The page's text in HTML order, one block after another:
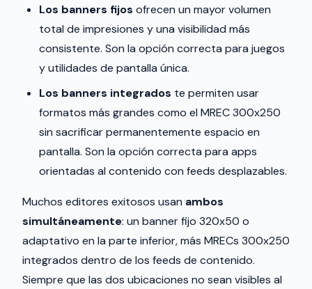
Los banners fijos ofrecen un mayor volumen
total de impresiones y una visibilidad más
consistente. Son la opción correcta para juegos
y utilidades de pantalla única.
Los banners integrados te permiten usar
formatos más grandes como el MREC 300x250
sin sacrificar permanentemente espacio en
pantalla. Son la opción correcta para apps
orientadas al contenido con feeds desplazables.
Muchos editores exitosos usan ambos
simultáneamente: un banner fijo 320x50 o
adaptativo en la parte inferior, más MRECs 300x250
integrados dentro de los feeds de contenido.
Siempre que las dos ubicaciones no sean visibles al